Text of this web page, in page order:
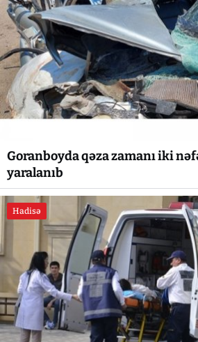
Goranboyda qəza zamanı iki
yaralanıb
Hadisə